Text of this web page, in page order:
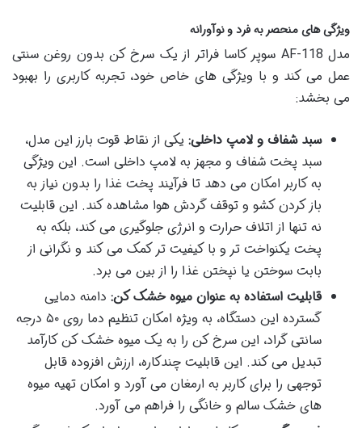
ویژگی های منحصر به فرد و نوآورانه
مدل AF-118 سوپر کاسا فراتر از یک سرخ کن بدون روغن سنتی
عمل می کند و با ویژگی های خاص خود، تجربه کاربری را بهبود
می بخشد:
سبد شفاف و لامپ داخلی: یکی از نقاط قوت بارز این مدل،
سبد پخت شفاف و مجهز به لامپ داخلی است. این ویژگی
به کاربر امکان می دهد تا فرآیند پخت غذا را بدون نیاز به
باز کردن کشو و توقف گردش هوا مشاهده کند. این قابلیت
نه تنها از اتلاف حرارت و انرژی جلوگیری می کند، بلکه به
پخت یکنواخت تر و با کیفیت تر کمک می کند و نگرانی از
بابت سوختن یا نپختن غذا را از بین می برد.
قابلیت استفاده به عنوان میوه خشک کن: دامنه دمایی
گسترده این دستگاه، به ویژه امکان تنظیم دما روی ۵۰ درجه
سانتی گراد، این سرخ کن را به یک میوه خشک کن کارآمد
تبدیل می کند. این قابلیت چندکاره، ارزش افزوده قابل
توجهی را برای کاربر به ارمغان می آورد و امکان تهیه میوه
های خشک سالم و خانگی را فراهم می آورد.